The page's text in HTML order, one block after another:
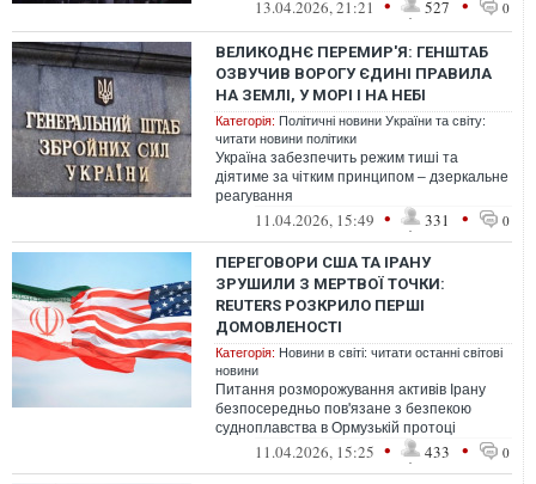
13.04.2026, 21:21 • 527 • 0
ВЕЛИКОДНЄ ПЕРЕМИР'Я: ГЕНШТАБ
ОЗВУЧИВ ВОРОГУ ЄДИНІ ПРАВИЛА
НА ЗЕМЛІ, У МОРІ І НА НЕБІ
Категорія: Політичні новини України та світу:
читати новини політики
Україна забезпечить режим тиші та
діятиме за чітким принципом – дзеркальне
реагування
11.04.2026, 15:49 • 331 • 0
ПЕРЕГОВОРИ США ТА ІРАНУ
ЗРУШИЛИ З МЕРТВОЇ ТОЧКИ:
REUTERS РОЗКРИЛО ПЕРШІ
ДОМОВЛЕНОСТІ
Категорія: Новини в світі: читати останні світові
новини
Питання розморожування активів Ірану
безпосередньо пов'язане з безпекою
судноплавства в Ормузькій протоці
11.04.2026, 15:25 • 433 • 0